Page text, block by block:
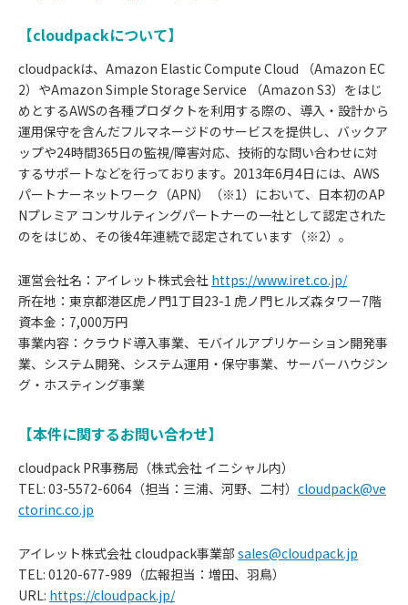
【cloudpackについて】
cloudpackは、Amazon Elastic Compute Cloud （Amazon EC
2）やAmazon Simple Storage Service （Amazon S3）をはじ
めとするAWSの各種プロダクトを利用する際の、導入・設計から
運用保守を含んだフルマネージドのサービスを提供し、バックア
ップや24時間365日の監視/障害対応、技術的な問い合わせに対
するサポートなどを行っております。2013年6月4日には、AWS
パートナーネットワーク（APN）（※1）において、日本初のAP
Nプレミア コンサルティングパートナーの一社として認定された
のをはじめ、その後4年連続で認定されています（※2）。
運営会社名：アイレット株式会社 https://www.iret.co.jp/
所在地：東京都港区虎ノ門1丁目23-1 虎ノ門ヒルズ森タワー7階
資本金：7,000万円
事業内容：クラウド導入事業、モバイルアプリケーション開発事
業、システム開発、システム運用・保守事業、サーバーハウジン
グ・ホスティング事業
【本件に関するお問い合わせ】
cloudpack PR事務局（株式会社 イニシャル内）
TEL: 03-5572-6064（担当：三浦、河野、二村） cloudpack@ve
ctorinc.co.jp
アイレット株式会社 cloudpack事業部 sales@cloudpack.jp
TEL: 0120-677-989（広報担当：増田、羽鳥）
URL: https://cloudpack.jp/